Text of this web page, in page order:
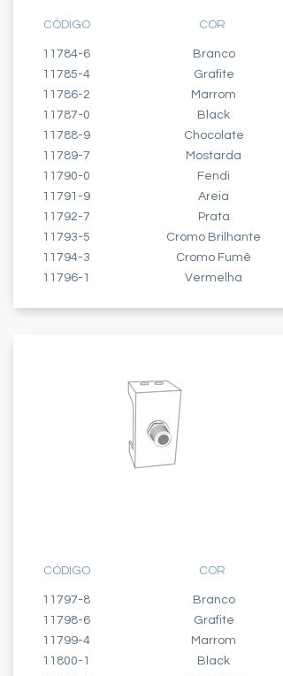
CÓDIGO
11784-6
11785-4
11786-2
11787-0
11788-9
11789-7
11790-0
11791-9
11792-7
11793-5
11794-3
11796-1
COR
Branco
Grafite
Marrom
Black
Chocolate
Mostarda
Fendi
Areia
Prata
Cromo Brilhante
Cromo Fumê
Vermelha
CÓDIGO
11797-8
11798-6
11799-4
11800-1
COR
Branco
Grafite
Marrom
Black